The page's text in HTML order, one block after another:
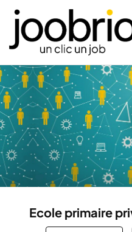
Ecole primaire